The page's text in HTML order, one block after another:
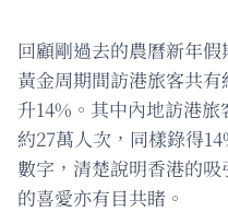
回顧剛過去的農曆新年假
黃金周期間訪港旅客共
升14%。其中內地訪港
約27萬人次，同樣錄得
數字，清楚說明香港的
的喜愛亦有目共睹。